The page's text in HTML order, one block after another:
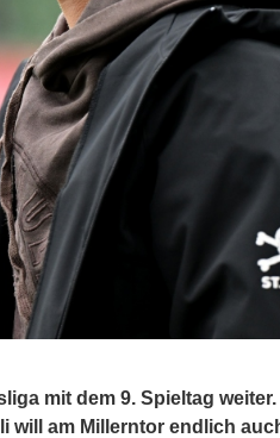
mit dem 9. Spieltag
will am Millerntor endlich